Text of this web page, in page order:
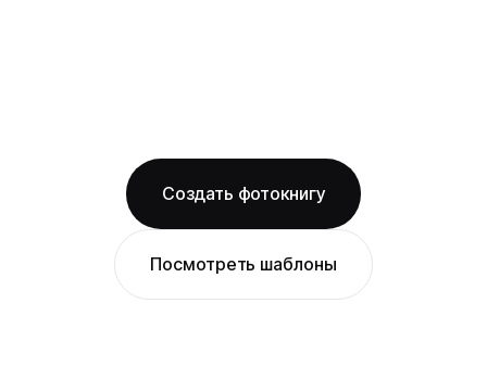
Создать фотокнигу
Посмотреть шаблоны